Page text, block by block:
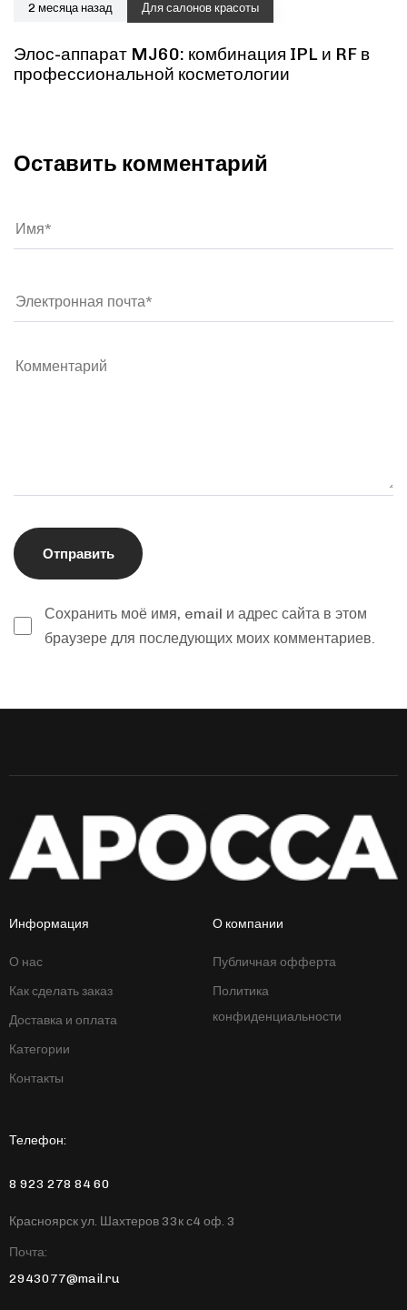
2 месяца назад Для салонов красоты
Элос-аппарат MJ60: комбинация IPL и RF в
профессиональной косметологии
Оставить комментарий
Сохранить моё имя, email и адрес сайта в этом
браузере для последующих моих комментариев.
Информация
О нас
Как сделать заказ
Доставка и оплата
Категории
Контакты
О компании
Публичная офферта
Политика
конфиденциальности
Телефон:
8 923 278 84 60
Красноярск ул. Шахтеров 33к с4 оф. 3
Почта:
2943077@mail.ru